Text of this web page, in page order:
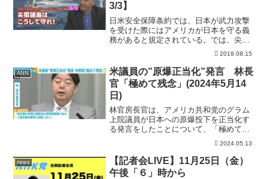
3/3】
日米安全保障条約では、日本が武力攻撃
を受けた際にはアメリカが日本を守る義
務があると規定されている。では、尖閣
諸島が中国に実効支配されたとき、アメ
うか？尖閣諸島を守るために日本政府が
すべきこととは？元在沖縄...
2018.08.15
ANN
米議員の”原爆正当化”発言 林長
官「極めて残念」(2024年5月14
日)
林官房長官は、アメリカ共和党のグラム
上院議員が日本への原爆投下を正当化す
る発言をしたことについて、「極めて残
念だ」と述べました。林芳正官房長官
「こうした発言が繰り返されたことにつ
いては、極めて残念に思います。グラム
上院議員を含め被爆の実相の...
2024.05.13
news
【記者会LIVE】11月25日（金）
午後「６」時から